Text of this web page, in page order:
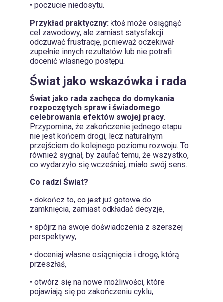
• poczucie niedosytu.
Przykład praktyczny: ktoś może osiągnąć
cel zawodowy, ale zamiast satysfakcji
odczuwać frustrację, ponieważ oczekiwał
zupełnie innych rezultatów lub nie potrafi
docenić własnego postępu.
Świat jako wskazówka i rada
Świat jako rada zachęca do domykania
rozpoczętych spraw i świadomego
celebrowania efektów swojej pracy.
Przypomina, że zakończenie jednego etapu
nie jest końcem drogi, lecz naturalnym
przejściem do kolejnego poziomu rozwoju. To
również sygnał, by zaufać temu, że wszystko,
co wydarzyło się wcześniej, miało swój sens.
Co radzi Świat?
• dokończ to, co jest już gotowe do
zamknięcia, zamiast odkładać decyzje,
• spójrz na swoje doświadczenia z szerszej
perspektywy,
• doceniaj własne osiągnięcia i drogę, którą
przeszłaś,
• otwórz się na nowe możliwości, które
pojawiają się po zakończeniu cyklu,